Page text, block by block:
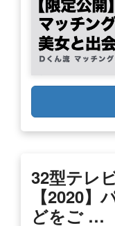
32型テレ
【2020
どをご …